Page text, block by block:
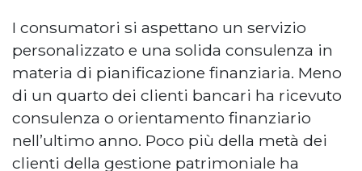
I consumatori si aspettano un servizio
personalizzato e una solida consulenza in
materia di pianificazione finanziaria. Meno
di un quarto dei clienti bancari ha ricevuto
consulenza o orientamento finanziario
nell’ultimo anno. Poco più della metà dei
clienti della gestione patrimoniale ha